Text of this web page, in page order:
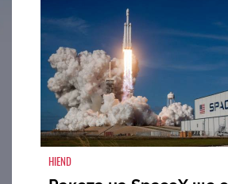
HIEND